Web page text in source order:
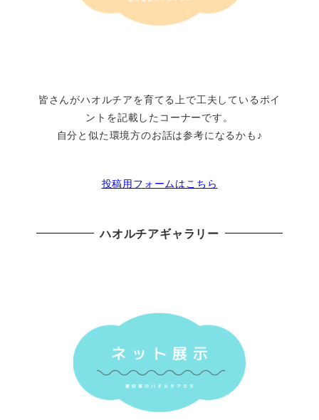
皆さんがハオルチアを育てる上で工夫しているポイ
ントを記載したコーナーです。
自分と似た環境方のお話は参考になるかも♪
投稿用フォームはこちら
ハオルチアギャラリー